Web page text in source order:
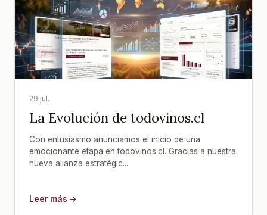
29 jul.
La Evolución de todovinos.cl
Con entusiasmo anunciamos el inicio de una
emocionante etapa en todovinos.cl. Gracias a nuestra
nueva alianza estratégic...
Leer más →